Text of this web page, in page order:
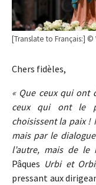
[Translate to Français:] ©
Chers fidèles,
« Que ceux qui ont
ceux qui ont le
choisissent la paix !
mais par le
l’autre, mais de le
Pâques Urbi et Orbi
pressant aux